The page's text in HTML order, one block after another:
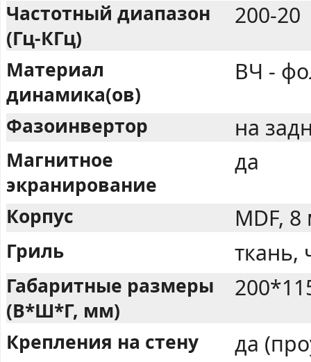
Частотный диапазон
(Гц-КГц)
200-20
Материал
динамика(ов)
ВЧ -
Фазоинвертор на
Магнитное
экранирование
да
Корпус MDF,
Гриль ткань,
Габаритные размеры
(В*Ш*Г, мм)
Крепления на стену да